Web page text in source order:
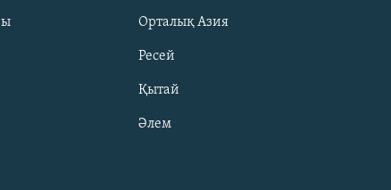
Орталық Азия
Ресей
Қытай
Әлем